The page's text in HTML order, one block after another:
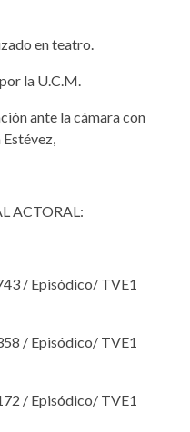
en teatro.
la U.C.M.
ante la cámara con
Estévez,
ACTORAL:
/ Episódico/ TVE1
/ Episódico/ TVE1
/ Episódico/ TVE1